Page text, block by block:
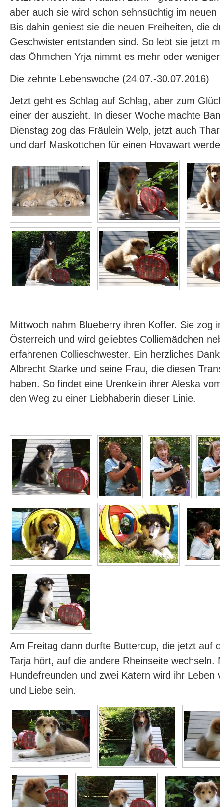
aber auch sie wird schon sehnsüchtig im
Bis dahin geniest sie die neuen Freiheiten, die
Geschwister entstanden sind. So lebt sie jetzt
das Öhmchen Yrja nimmt es mehr oder
Die zehnte Lebenswoche (24.07.-30.07.2016)
Jetzt geht es Schlag auf Schlag, aber zum
einer der auszieht. In dieser Woche machte
Dienstag zog das Fräulein Welp, jetzt auch
und darf Maskottchen für einen Hovawart
Mittwoch nahm Blueberry ihren Koffer. Sie zog
Österreich und wird geliebtes Colliemädchen
erfahrenen Collieschwester. Ein herzliches
Albrecht Starke und seine Frau, die diesen
haben. So findet eine Urenkelin ihrer Aleska
den Weg zu einer Liebhaberin dieser Linie.
Am Freitag dann durfte Buttercup, die jetzt auf
Tarja hört, auf die andere Rheinseite wechseln.
Hundefreunden und zwei Katern wird ihr Leben
und Liebe sein.